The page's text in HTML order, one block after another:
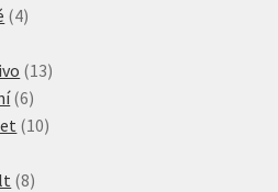
44
1313
66
produktů
1010
88